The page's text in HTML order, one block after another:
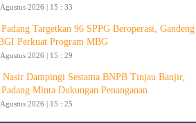
2026 | 15 : 33
Targetkan 96 SPPG Beroperasi, Gandeng
Perkuat Program MBG
2026 | 15 : 29
Nasir Dampingi Sestama BNPB Tinjau Banjir,
Minta Dukungan Penanganan
2026 | 15 : 25